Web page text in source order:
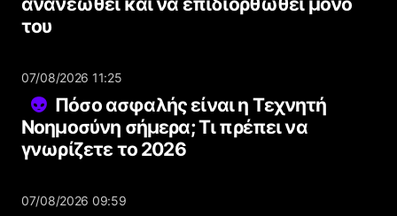
του
07/08/2026 11:25
Πόσο ασφαλής είναι η Τεχνητή
Νοημοσύνη σήμερα; Τι πρέπει να
γνωρίζετε το 2026
07/08/2026 09:59